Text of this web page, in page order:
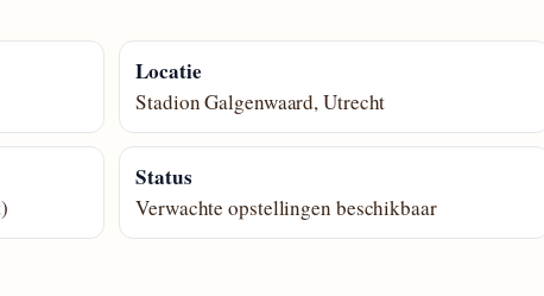
Locatie
Stadion Galgenwaard, Utrecht
Status
Verwachte opstellingen beschikbaar